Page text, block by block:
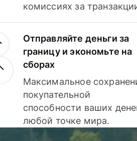
комиссиях за
Отправляйте деньги за
границу и экономьте на
сборах
Максимальное
покупательной
способности ваших
любой точке мира.